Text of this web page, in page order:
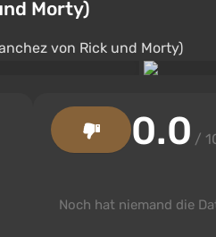
Morty)
0.0 /
Noch hat niemand die